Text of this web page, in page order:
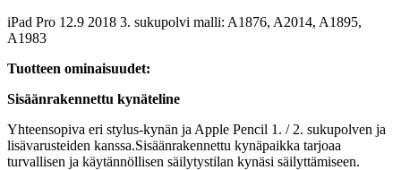
iPad Pro 12.9 2018 3. sukupolvi malli: A1876, A2014, A1895,
A1983
Tuotteen ominaisuudet:
Sisäänrakennettu kynäteline
Yhteensopiva eri stylus-kynän ja Apple Pencil 1. / 2. sukupolven ja
lisävarusteiden kanssa.Sisäänrakennettu kynäpaikka tarjoaa
turvallisen ja käytännöllisen säilytystilan kynäsi säilyttämiseen.